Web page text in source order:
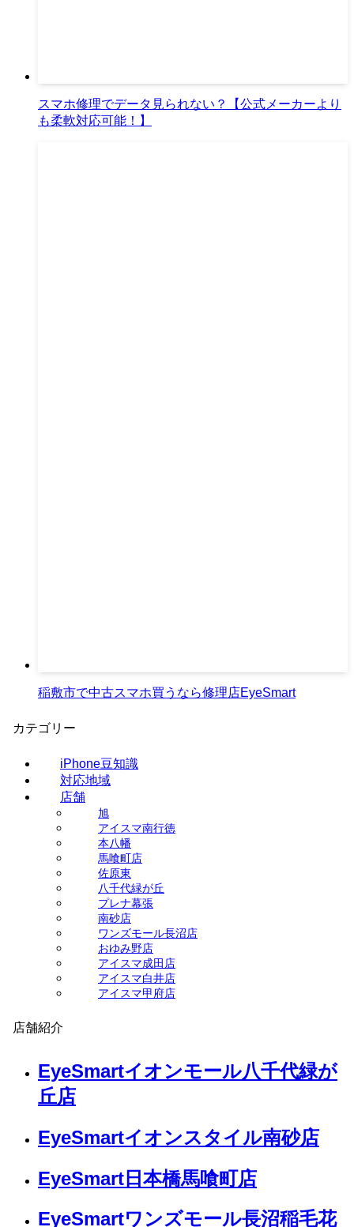
スマホ修理でデータ見られない？【公式メーカーより
も柔軟対応可能！】
稲敷市で中古スマホ買うなら修理店EyeSmart
カテゴリー
iPhone豆知識
対応地域
店舗
旭
アイスマ南行徳
本八幡
馬喰町店
佐原東
八千代緑が丘
プレナ幕張
南砂店
ワンズモール長沼店
おゆみ野店
アイスマ成田店
アイスマ白井店
アイスマ甲府店
店舗紹介
EyeSmartイオンモール八千代緑が
丘店
EyeSmartイオンスタイル南砂店
EyeSmart日本橋馬喰町店
EyeSmartワンズモール長沼稲毛花